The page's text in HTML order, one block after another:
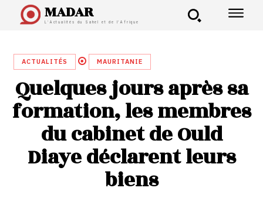
MADAR
L'Actualités du Sahel et de l'Afrique
ACTUALITÉS MAURITANIE
Quelques jours après sa
formation, les membres
du cabinet de Ould
Diaye déclarent leurs
biens